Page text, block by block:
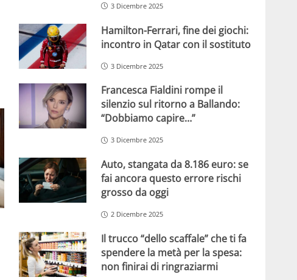
3 Dicembre 2025
Hamilton-Ferrari, fine dei giochi:
incontro in Qatar con il sostituto
3 Dicembre 2025
Francesca Fialdini rompe il
silenzio sul ritorno a Ballando:
“Dobbiamo capire…”
3 Dicembre 2025
Auto, stangata da 8.186 euro: se
fai ancora questo errore rischi
grosso da oggi
2 Dicembre 2025
Il trucco “dello scaffale” che ti fa
spendere la metà per la spesa:
non finirai di ringraziarmi